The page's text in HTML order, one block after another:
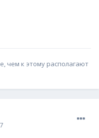
чем к этому располагают